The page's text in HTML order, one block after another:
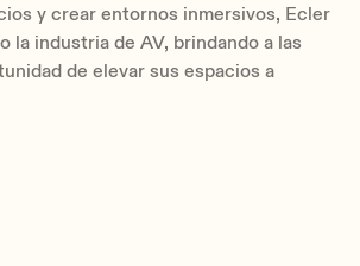
y crear entornos inmersivos, Ecler
la industria de AV, brindando a las
de elevar sus espacios a